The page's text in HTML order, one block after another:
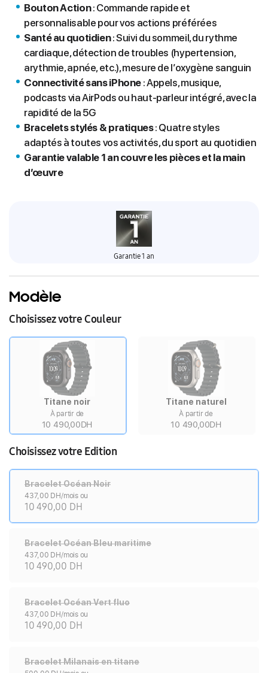
Bouton Action: Commande rapide et
personnalisable pour vos actions préférées
Santé au quotidien: Suivi du sommeil, du rythme
cardiaque, détection de troubles (hypertension,
arythmie, apnée, etc.), mesure de l’oxygène sanguin
Connectivité sans iPhone : Appels, musique,
podcasts via AirPods ou haut-parleur intégré, avec la
rapidité de la 5G
Bracelets stylés & pratiques: Quatre styles
adaptés à toutes vos activités, du sport au quotidien
Garantie valable 1 an couvre les pièces et la main
d’œuvre
Garantie 1 an
Modèle
Choisissez votre Couleur
Titane noir
À partir de
10 490,00DH
Titane naturel
À partir de
10 490,00DH
Choisissez votre Edition
Bracelet Océan Noir
437,00 DH/mois ou
10 490,00 DH
Bracelet Océan Bleu maritime
437,00 DH/mois ou
10 490,00 DH
Bracelet Océan Vert fluo
437,00 DH/mois ou
10 490,00 DH
Bracelet Milanais en titane